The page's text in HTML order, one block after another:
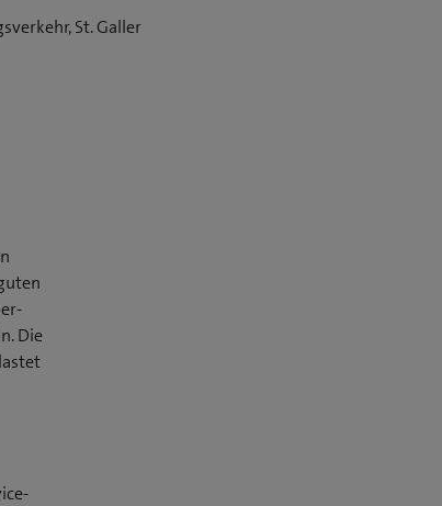
St. Galler
Die